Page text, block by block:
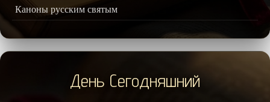
Каноны русским святым
День Сегодняшний